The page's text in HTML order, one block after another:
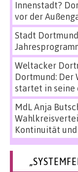
Innenstadt?
vor der
Stadt
Weltacker
Dortmund: Der
startet in seine
MdL Anja
Kontinuität